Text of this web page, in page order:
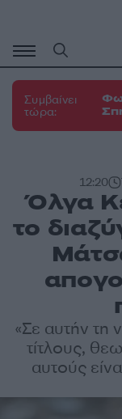
περιεχόμενο
Συμβαίνει
τώρα:
12:20
Όλγα
το
«Σε αυτήν
τίτλους,
αυτούς